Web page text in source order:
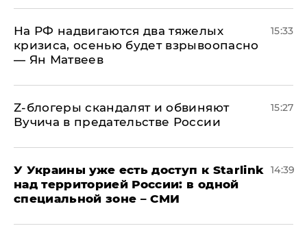
На РФ надвигаются два тяжелых
кризиса, осенью будет взрывоопасно
— Ян Матвеев
15:33
Z-блогеры скандалят и обвиняют
Вучича в предательстве России
15:27
У Украины уже есть доступ к Starlink
над территорией России: в одной
специальной зоне – СМИ
14:39